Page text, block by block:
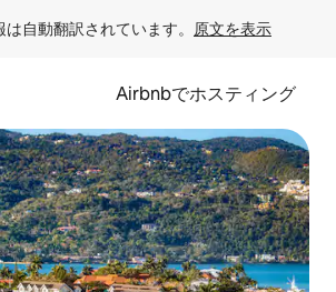
自動翻訳されています。 原文を表示
Airbnbでホスティング